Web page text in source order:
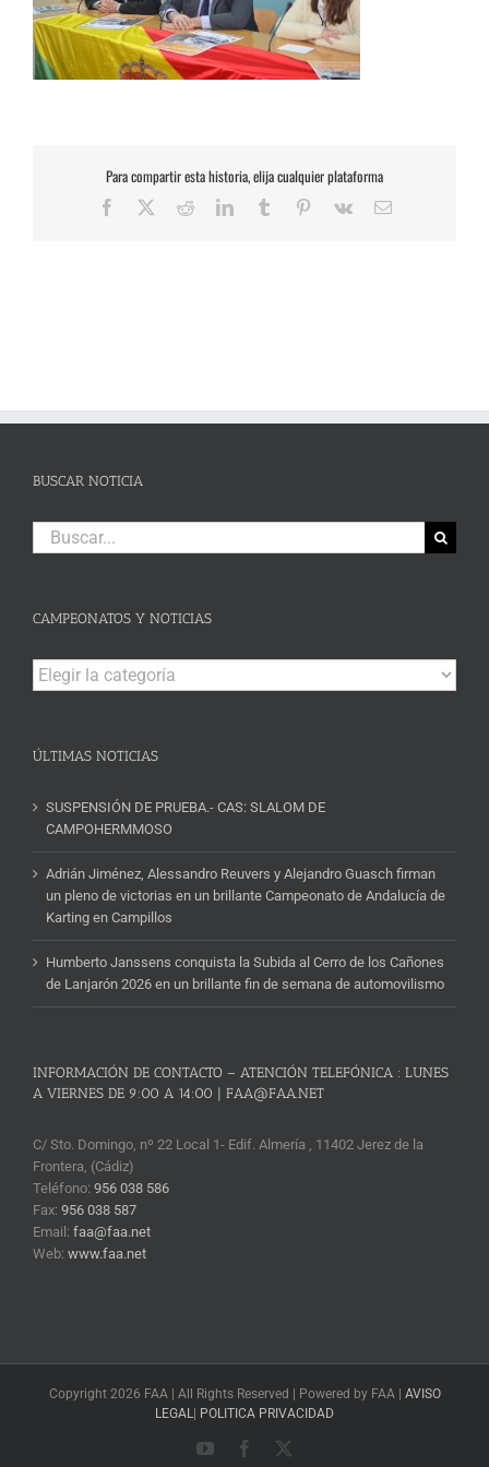
Para compartir esta historia, elija cualquier plataforma
Facebook RedditLinkedInTumblr Pinterest
Vk
Correo
BUSCAR NOTICIA
Buscar:
CAMPEONATOS Y NOTICIAS
Campeonatos
y
ÚLTIMAS NOTICIAS
SUSPENSIÓN DE PRUEBA.- CAS: SLALOM DE
CAMPOHERMMOSO
Adrián Jiménez, Alessandro Reuvers y Alejandro Guasch firman
un pleno de victorias en un brillante Campeonato de Andalucía de
Karting en Campillos
Humberto Janssens conquista la Subida al Cerro de los Cañones
de Lanjarón 2026 en un brillante fin de semana de automovilismo
INFORMACIÓN DE CONTACTO – ATENCIÓN TELEFÓNICA : LUNES
A VIERNES DE 9:00 A 14:00 | FAA@FAA.NET
C/ Sto. Domingo, nº 22 Local 1- Edif. Almería , 11402 Jerez de la
Frontera, (Cádiz)
Teléfono: 956 038 586
Fax: 956 038 587
Email: faa@faa.net
Web: www.faa.net
Copyright 2026 FAA | All Rights Reserved | Powered by FAA | AVISO
LEGAL | POLITICA PRIVACIDAD
YouTubeFacebook